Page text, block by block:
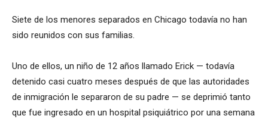
Siete de los menores separados en Chicago todavía no han
sido reunidos con sus familias.
Uno de ellos, un niño de 12 años llamado Erick — todavía
detenido casi cuatro meses después de que las autoridades
de inmigración le separaron de su padre — se deprimió tanto
que fue ingresado en un hospital psiquiátrico por una semana